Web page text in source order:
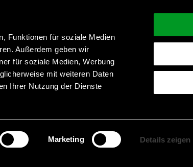
Funktionen für soziale Medien
Außerdem geben wir
für soziale Medien, Werbung
mit weiteren Daten
Ihrer Nutzung der Dienste
Marketing Details zeigen
suchen